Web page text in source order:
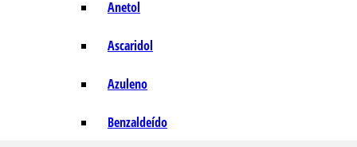
Anetol
Ascaridol
Azuleno
Benzaldeído